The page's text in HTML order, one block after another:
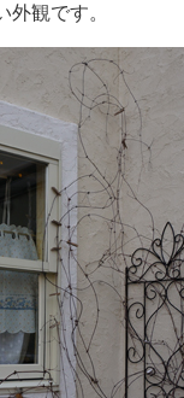
観です。